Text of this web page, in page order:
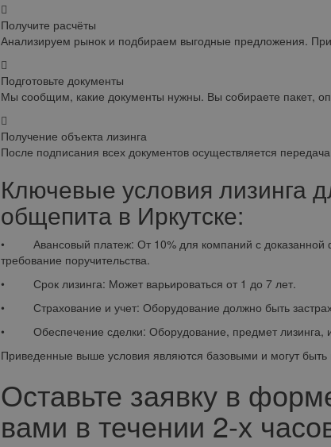
Получите расчёты
Анализируем рынок и подбираем выгодные предложения.
Подготовьте документы
Мы сообщим, какие документы нужны. Вы собираете пакет,
Получение объекта лизинга
После подписания всех документов осуществляется
Ключевые условия лизинга
общепита в Иркутске:
• Авансовый платеж: От 10% для компаний с доказанной
требование поручительства.
• Срок лизинга: Может варьироваться от 1 до 7 лет.
• Страхование и учет: Оборудование должно быть
• Обеспечение сделки: Оборудование, предмет лизинга,
Приведенные выше условия являются базовыми и могут быть
Оставьте заявку в
вами в течении 2-х